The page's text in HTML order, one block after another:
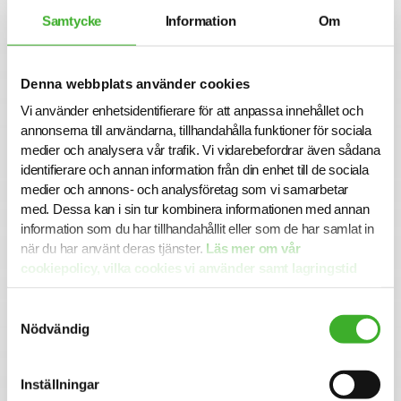
Samtycke Information Om
Denna webbplats använder cookies
Vi använder enhetsidentifierare för att anpassa innehållet och
annonserna till användarna, tillhandahålla funktioner för sociala
medier och analysera vår trafik. Vi vidarebefordrar även sådana
identifierare och annan information från din enhet till de sociala
medier och annons- och analysföretag som vi samarbetar
med. Dessa kan i sin tur kombinera informationen med annan
information som du har tillhandahållit eller som de har samlat in
när du har använt deras tjänster. Läs mer om vår
cookiepolicy, vilka cookies vi använder samt lagringstid
här.
Nödvändig
Inställningar
framåt självständigt.
Vad erbjuder vi
industri, och det finns många möjligheter att växa och
utvecklas! För att trivas med oss måste du vara en person
som uppskattar tempo, förändring och att ta egna
initiativ.
Ansökan
Vi intervjuar löpande och tjänsten kan komma att tillsättas
innan ansökningstiden har gått ut. Sista ansökningsdag är
2025-02-21.
Varmt välkommen med din ansökan!
Att arbeta som konsult hos SJR innebär att du blir en del
av en dedikerad organisation med kompetens att ge dig
yrkesroll och på ett personligt plan. Du får tillgång till vårt